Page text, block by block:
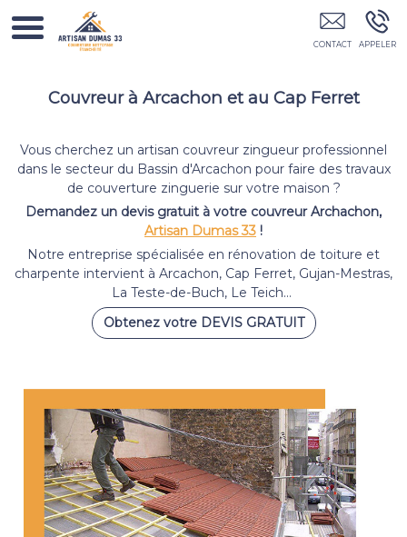
Couvreur à Arcachon et au Cap Ferret
Vous cherchez un artisan couvreur zingueur professionnel
dans le secteur du Bassin d'Arcachon pour faire des travaux
de couverture zinguerie sur votre maison ?
Demandez un devis gratuit à votre couvreur Archachon,
Artisan Dumas 33 !
Notre entreprise spécialisée en rénovation de toiture et
charpente intervient à Arcachon, Cap Ferret, Gujan-Mestras,
La Teste-de-Buch, Le Teich…
Obtenez votre DEVIS GRATUIT